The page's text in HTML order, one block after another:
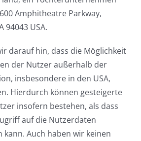
Amphitheatre Parkway,
94043 USA.
darauf hin, dass die Möglichkeit
der Nutzer außerhalb der
insbesondere in den USA,
Hierdurch können gesteigerte
insofern bestehen, als dass
auf die Nutzerdaten
kann. Auch haben wir keinen